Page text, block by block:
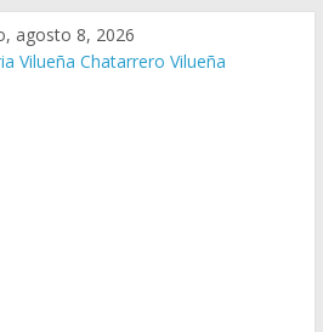
agosto 8, 2026
Vilueña Chatarrero Vilueña